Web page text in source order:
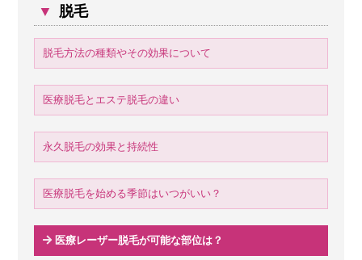
▼ 脱毛
脱毛方法の種類やその効果について
医療脱毛とエステ脱毛の違い
永久脱毛の効果と持続性
医療脱毛を始める季節はいつがいい？
医療レーザー脱毛が可能な部位は？